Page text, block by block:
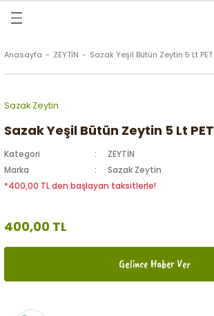
Anasayfa ZEYTİN Sazak Yeşil Bütün Zeytin 5 Lt PET
Sazak Zeytin
Sazak Yeşil Bütün Zeytin 5 Lt PET
Kategori
ZEYTİN
Marka
Sazak Zeytin
*400,00 TL den başlayan taksitlerle!
400,00 TL
Gelince Haber Ver